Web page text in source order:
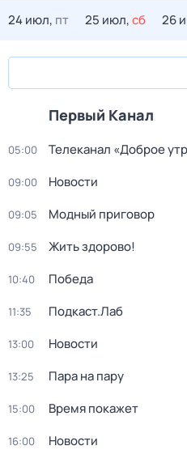
24 июл, пт 25 июл,сб 26
Первый Канал
05:00 Телеканал «Доброе
09:00 Новости
09:05 Модный приговор
09:55 Жить здорово!
10:40 Победа
11:35 Подкаст.Лаб
13:00 Новости
13:25 Пара на пару
15:00 Время покажет
16:00 Новости